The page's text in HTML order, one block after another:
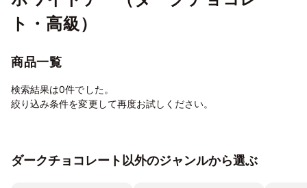
ト・高級）
商品一覧
検索結果は0件でした。
絞り込み条件を変更して再度お試しください。
ダークチョコレート以外のジャンルから選ぶ